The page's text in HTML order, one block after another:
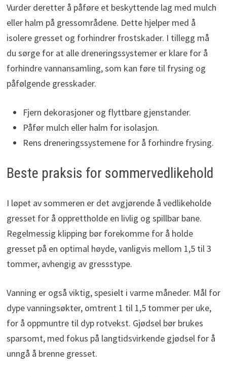
Vurder deretter å påføre et beskyttende lag med mulch
eller halm på gressområdene. Dette hjelper med å
isolere gresset og forhindrer frostskader. I tillegg må
du sørge for at alle dreneringssystemer er klare for å
forhindre vannansamling, som kan føre til frysing og
påfølgende gresskader.
Fjern dekorasjoner og flyttbare gjenstander.
Påfør mulch eller halm for isolasjon.
Rens dreneringssystemene for å forhindre frysing.
Beste praksis for sommervedlikehold
I løpet av sommeren er det avgjørende å vedlikeholde
gresset for å opprettholde en livlig og spillbar bane.
Regelmessig klipping bør forekomme for å holde
gresset på en optimal høyde, vanligvis mellom 1,5 til 3
tommer, avhengig av gressstype.
Vanning er også viktig, spesielt i varme måneder. Mål for
dype vanningsøkter, omtrent 1 til 1,5 tommer per uke,
for å oppmuntre til dyp rotvekst. Gjødsel bør brukes
sparsomt, med fokus på langtidsvirkende gjødsel for å
unngå å brenne gresset.